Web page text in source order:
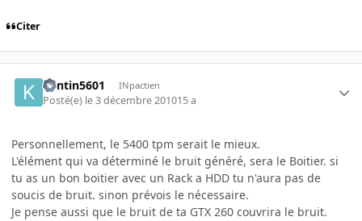
Citer
Kentin5601 INpactien
Posté(e) le 3 décembre 201015 a
Personnellement, le 5400 tpm serait le mieux.
L'élément qui va déterminé le bruit généré, sera le Boitier. si
tu as un bon boitier avec un Rack a HDD tu n'aura pas de
soucis de bruit. sinon prévois le nécessaire.
Je pense aussi que le bruit de ta GTX 260 couvrira le bruit.